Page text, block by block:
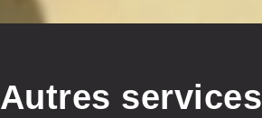
Autres services